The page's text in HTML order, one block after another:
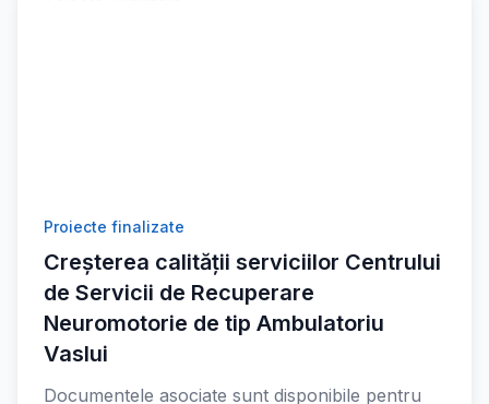
Proiecte finalizate
Creșterea calității serviciilor Centrului
de Servicii de Recuperare
Neuromotorie de tip Ambulatoriu
Vaslui
Documentele asociate sunt disponibile pentru